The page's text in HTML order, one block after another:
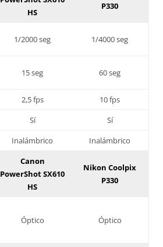
HS
P330
1/2000 seg 1/4000 seg
15 seg 60 seg
2,5 fps
10 fps
Sí
Sí
Inalámbrico Inalámbrico
Canon
PowerShot SX610
HS
Nikon Coolpix
P330
Óptico Óptico